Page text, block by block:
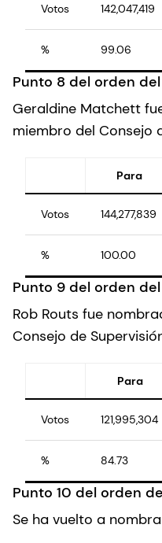
Votos 142,047,419
% 99.06
Punto 8 del orden
Geraldine Matchett
miembro del Consejo
Para
Votos 144,277,839
% 100.00
Punto 9 del orden
Rob Routs fue
Consejo de
Para
Votos 121,995,304
% 84.73
Punto 10 del orden
Se ha vuelto a